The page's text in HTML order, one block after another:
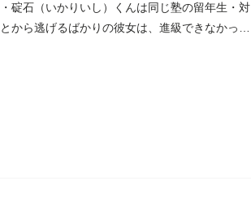
碇石（いかりいし）くんは同じ塾の留年生・対
から逃げるばかりの彼女は、進級できなかった